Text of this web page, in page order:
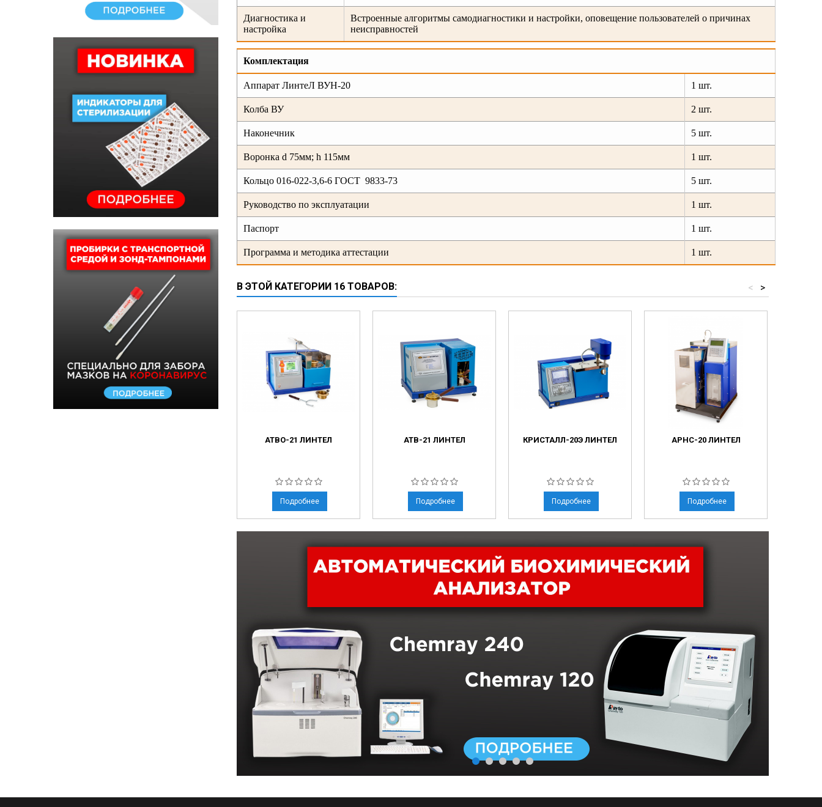
Диагностика и
настройка
Встроенные алгоритмы самодиагностики и настройки, оповещение пользователей о причинах
неисправностей
Комплектация
Аппарат ЛинтеЛ ВУН-20 1 шт.
Колба ВУ 2 шт.
Наконечник 5 шт.
Воронка d 75мм; h 115мм 1 шт.
Кольцо 016-022-3,6-6 ГОСТ 9833-73 5 шт.
Руководство по эксплуатации 1 шт.
Паспорт 1 шт.
Программа и методика аттестации 1 шт.
В ЭТОЙ КАТЕГОРИИ 16 ТОВАРОВ: >
<
АТВО-21 ЛИНТЕЛ
Подробнее
АТВ-21 ЛИНТЕЛ
Подробнее
КРИСТАЛЛ-20Э ЛИНТЕЛ
Подробнее
АРНС-20 ЛИНТЕЛ
Подробнее